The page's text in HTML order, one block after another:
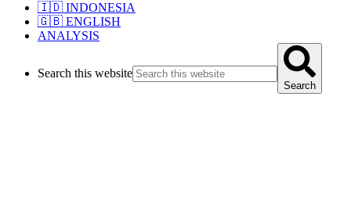
🇮🇩 INDONESIA
🇬🇧 ENGLISH
ANALYSIS
Search this website
Search